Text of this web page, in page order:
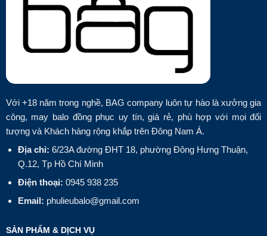
Với +18 năm trong nghề, BAG company luôn tự hào là xưởng gia
công, may balo đồng phục uy tín, giá rẻ, phù hợp với mọi đối
tượng và Khách hàng rộng khắp trên Đông Nam Á.
Địa chỉ: 6/23A đường ĐHT 18, phường Đông Hưng Thuận,
Q.12, Tp Hồ Chí Minh
Điện thoại: 0945 938 235
Email: phulieubalo@gmail.com
SẢN PHẨM & DỊCH VỤ